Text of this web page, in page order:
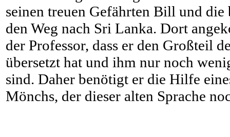
seinen treuen Gefährten Bill und die
den Weg nach Sri Lanka. Dort
der Professor, dass er den Großteil
übersetzt hat und ihm nur noch
sind. Daher benötigt er die Hilfe
Mönchs, der dieser alten Sprache